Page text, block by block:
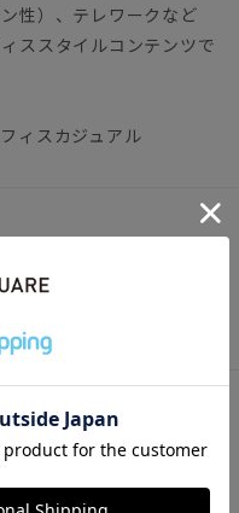
性）、テレワークなど
ススタイルコンテンツで
ィスカジュアル
弱水流）